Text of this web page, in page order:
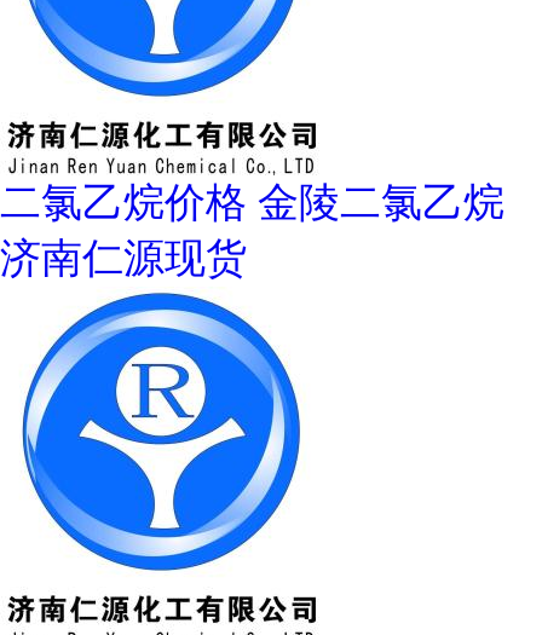
二氯乙烷价格 金陵二氯乙烷
济南仁源现货